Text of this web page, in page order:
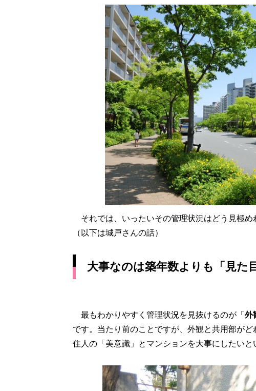
それでは、いったいその管理状況はどう見極め
（以下は城戸さんの話）
大事なのは築年数よりも「見た
最もわかりやすく管理状況を見抜けるのが「 外
です。当たり前のことですが、外観と共用部が
住人の「美意識」とマンションを大事にしたいと